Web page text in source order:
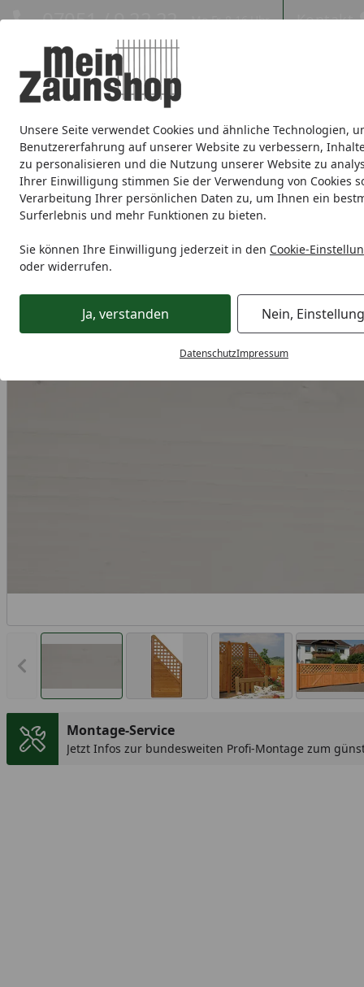
Unsere Seite verwendet Cookies und ähnliche Technologien,
Benutzererfahrung auf unserer Website zu verbessern,
zu personalisieren und die Nutzung unserer Website zu
Ihrer Einwilligung stimmen Sie der Verwendung von Cookies
Verarbeitung Ihrer persönlichen Daten zu, um Ihnen ein
Surferlebnis und mehr Funktionen zu bieten.
Sie können Ihre Einwilligung jederzeit in den Cookie-
oder widerrufen.
Ja, verstanden Nein,
DatenschutzImpressum
Eigene Montage-Teams
07051 / 9 22 22 Mo-Fr. 8-16 Uhr Kontakt
Sichtschutz Doppelstabmatte Zaunsets Gabionen
Zaunmarken
Sichtschutz Holz BM Massivholz BM Zaunserie Mainau
Vorheriges Bild anzeigen
Montage-Service
Jetzt Infos zur bundesweiten Profi-Montage zum